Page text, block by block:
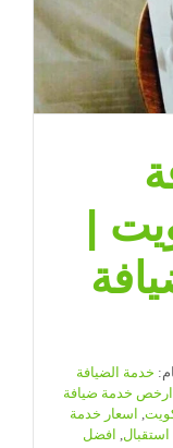
|
ضيافة
خدمة الضيافة
ارخص خدمة ضيافة
, اسعار خدمة
افضل